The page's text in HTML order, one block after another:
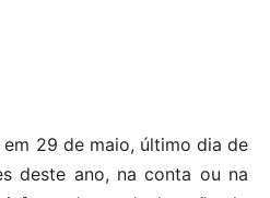
29 de maio, último dia de
deste ano, na conta ou na